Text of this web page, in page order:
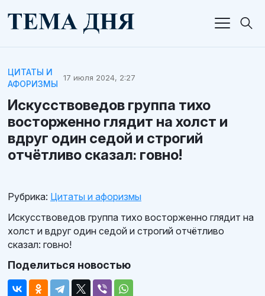
ЦИТАТЫ И
АФОРИЗМЫ
17 июля 2024, 2:27
Искусствоведов группа тихо
восторженно глядит на холст и
вдруг один седой и строгий
отчётливо сказал: говно!
Рубрика: Цитаты и афоризмы
Искусствоведов группа тихо восторженно глядит на
холст и вдруг один седой и строгий отчётливо
сказал: говно!
Поделиться новостью